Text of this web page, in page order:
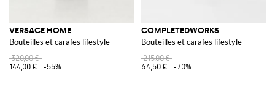
VERSACE HOME
Bouteilles et carafes lifestyle
320,00 €
144,00 €
-55%
COMPLETEDWORKS
Bouteilles et carafes lifestyle
215,00 €
64,50 €
-70%